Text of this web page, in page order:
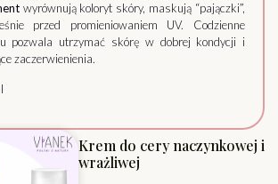
wyrównują koloryt skóry, maskują “pajączki”,
przed promieniowaniem UV. Codzienne
pozwala utrzymać skórę w dobrej kondycji i
zaczerwienienia.
Krem do cery naczynkowej i
wrażliwej